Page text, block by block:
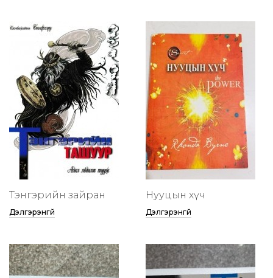
Тэнгэрийн зайран
Дэлгэрэнгүй
Нууцын хүч
Дэлгэрэнгүй